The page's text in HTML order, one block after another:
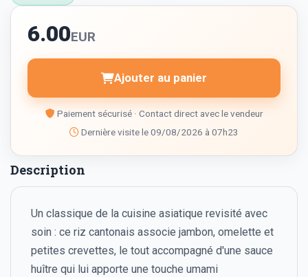
6.00EUR
Ajouter au panier
Paiement sécurisé · Contact direct avec le vendeur
Dernière visite le 09/08/2026 à 07h23
Description
Un classique de la cuisine asiatique revisité avec
soin : ce riz cantonais associe jambon, omelette et
petites crevettes, le tout accompagné d'une sauce
huître qui lui apporte une touche umami